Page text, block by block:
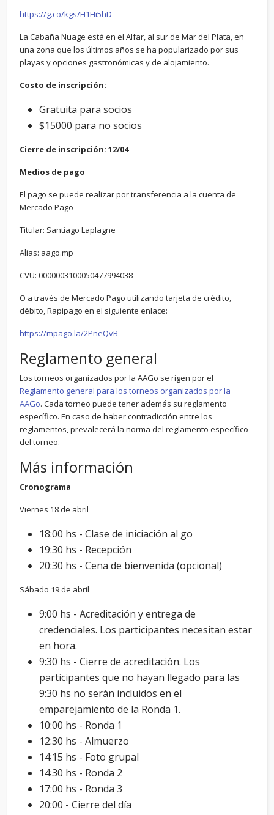
https://g.co/kgs/H1Hi5hD
La Cabaña Nuage está en el Alfar, al sur de Mar del Plata, en
una zona que los últimos años se ha popularizado por sus
playas y opciones gastronómicas y de alojamiento.
Costo de inscripción:
Gratuita para socios
$15000 para no socios
Cierre de inscripción: 12/04
Medios de pago
El pago se puede realizar por transferencia a la cuenta de
Mercado Pago
Titular: Santiago Laplagne
Alias: aago.mp
CVU: 0000003100050477994038
O a través de Mercado Pago utilizando tarjeta de crédito,
débito, Rapipago en el siguiente enlace:
https://mpago.la/2PneQvB
Reglamento general
Los torneos organizados por la AAGo se rigen por el
Reglamento general para los torneos organizados por la
AAGo. Cada torneo puede tener además su reglamento
específico. En caso de haber contradicción entre los
reglamentos, prevalecerá la norma del reglamento específico
del torneo.
Más información
Cronograma
Viernes 18 de abril
18:00 hs - Clase de iniciación al go
19:30 hs - Recepción
20:30 hs - Cena de bienvenida (opcional)
Sábado 19 de abril
9:00 hs - Acreditación y entrega de
credenciales. Los participantes necesitan estar
en hora.
9:30 hs - Cierre de acreditación. Los
participantes que no hayan llegado para las
9:30 hs no serán incluidos en el
emparejamiento de la Ronda 1.
10:00 hs - Ronda 1
12:30 hs - Almuerzo
14:15 hs - Foto grupal
14:30 hs - Ronda 2
17:00 hs - Ronda 3
20:00 - Cierre del día